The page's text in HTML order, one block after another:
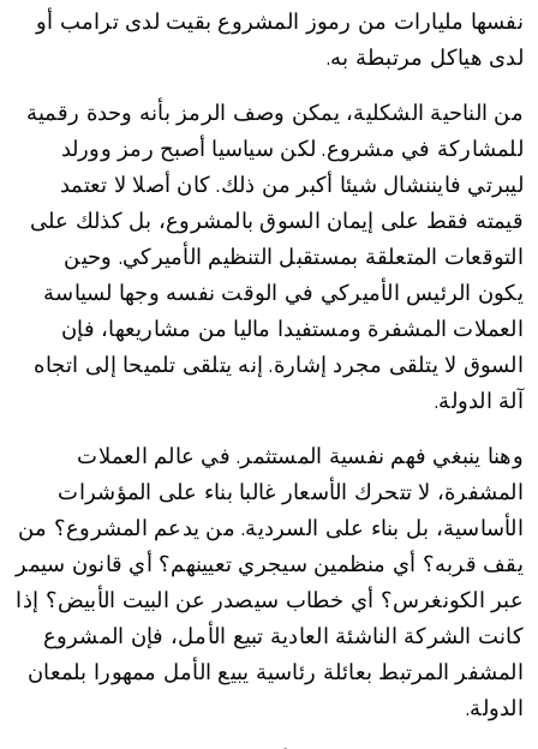
نفسها مليارات من رموز المشروع بقيت لدى ترامب أو
لدى هياكل مرتبطة به.
من الناحية الشكلية، يمكن وصف الرمز بأنه وحدة رقمية
للمشاركة في مشروع. لكن سياسيا أصبح رمز وورلد
ليبرتي فايننشال شيئا أكبر من ذلك. كان أصلا لا تعتمد
قيمته فقط على إيمان السوق بالمشروع، بل كذلك على
التوقعات المتعلقة بمستقبل التنظيم الأميركي. وحين
يكون الرئيس الأميركي في الوقت نفسه وجها لسياسة
العملات المشفرة ومستفيدا ماليا من مشاريعها، فإن
السوق لا يتلقى مجرد إشارة. إنه يتلقى تلميحا إلى اتجاه
آلة الدولة.
وهنا ينبغي فهم نفسية المستثمر. في عالم العملات
المشفرة، لا تتحرك الأسعار غالبا بناء على المؤشرات
الأساسية، بل بناء على السردية. من يدعم المشروع؟ من
يقف قربه؟ أي منظمين سيجري تعيينهم؟ أي قانون سيمر
عبر الكونغرس؟ أي خطاب سيصدر عن البيت الأبيض؟ إذا
كانت الشركة الناشئة العادية تبيع الأمل، فإن المشروع
المشفر المرتبط بعائلة رئاسية يبيع الأمل ممهورا بلمعان
الدولة.